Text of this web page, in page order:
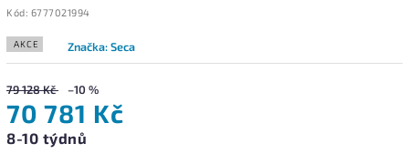
Kód: 6777021994
AKCE Značka:Seca
79 128 Kč –10 %
70 781 Kč
8-10 týdnů